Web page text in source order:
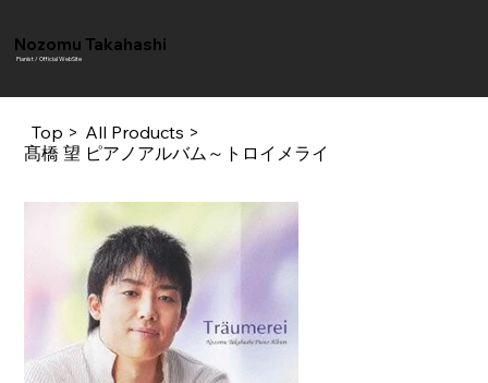
Nozomu Takahashi
Pianist / Official WebSite
Top > All Products >
髙橋 望 ピアノアルバム～トロイメライ